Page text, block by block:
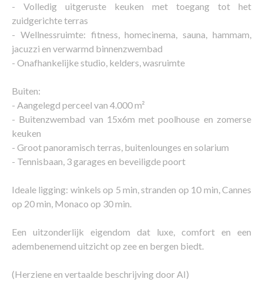
- Volledig uitgeruste keuken met toegang tot het
zuidgerichte terras
- Wellnessruimte: fitness, homecinema, sauna, hammam,
jacuzzi en verwarmd binnenzwembad
- Onafhankelijke studio, kelders, wasruimte
Buiten:
- Aangelegd perceel van 4.000 m²
- Buitenzwembad van 15x6m met poolhouse en zomerse
keuken
- Groot panoramisch terras, buitenlounges en solarium
- Tennisbaan, 3 garages en beveiligde poort
Ideale ligging: winkels op 5 min, stranden op 10 min, Cannes
op 20 min, Monaco op 30 min.
Een uitzonderlijk eigendom dat luxe, comfort en een
adembenemend uitzicht op zee en bergen biedt.
(Herziene en vertaalde beschrijving door AI)